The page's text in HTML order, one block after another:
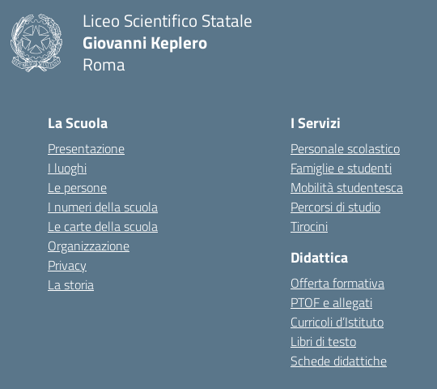
Liceo Scientifico Statale
Giovanni Keplero
Roma
La Scuola
Presentazione
I luoghi
Le persone
I numeri della scuola
Le carte della scuola
Organizzazione
Privacy
La storia
I Servizi
Personale scolastico
Famiglie e studenti
Mobilità studentesca
Percorsi di studio
Tirocini
Didattica
Offerta formativa
PTOF e allegati
Curricoli d’Istituto
Libri di testo
Schede didattiche